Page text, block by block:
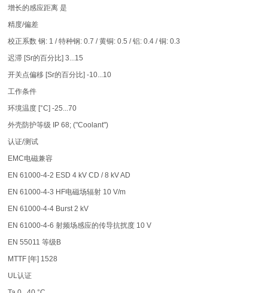
增长的感应距离 是
精度/偏差
校正系数 钢: 1 / 特种钢: 0.7 / 黄铜: 0.5 / 铝: 0.4 / 铜: 0.3
迟滞 [Sr的百分比] 3...15
开关点偏移 [Sr的百分比] -10...10
工作条件
环境温度 [°C] -25...70
外壳防护等级 IP 68; ("Coolant")
认证/测试
EMC电磁兼容
EN 61000-4-2 ESD 4 kV CD / 8 kV AD
EN 61000-4-3 HF电磁场辐射 10 V/m
EN 61000-4-4 Burst 2 kV
EN 61000-4-6 射频场感应的传导抗扰度 10 V
EN 55011 等级B
MTTF [年] 1528
UL认证